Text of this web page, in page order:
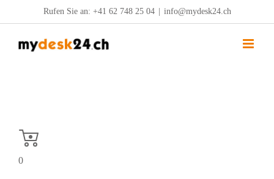
Inhalt
springen
Rufen Sie an: +41 62 748 25 04 info@mydesk24.ch
0